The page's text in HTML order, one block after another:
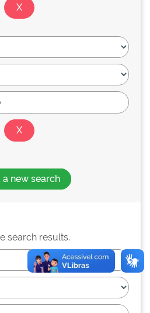
new search
search results.